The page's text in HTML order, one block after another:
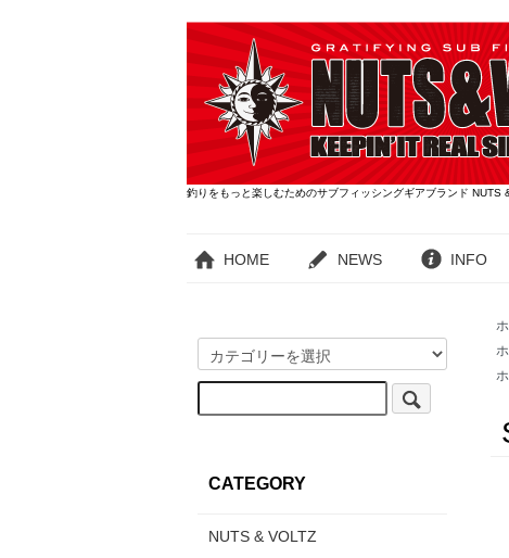
釣りをもっと楽しむためのサブフィッシングギアブランド
HOME NEWS INFO
CATEGORY
NUTS & VOLTZ